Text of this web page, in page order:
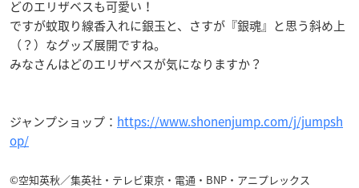
どのエリザベスも可愛い！
ですが蚊取り線香入れに銀玉と、さすが『銀魂』と思う斜め上
（？）なグッズ展開ですね。
みなさんはどのエリザベスが気になりますか？
ジャンプショップ： https://www.shonenjump.com/j/jumpsh
op/
©空知英秋／集英社・テレビ東京・電通・BNP・アニプレックス